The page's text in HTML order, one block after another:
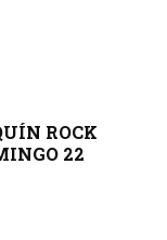
ROCK
22